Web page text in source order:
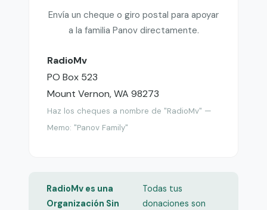
Envía un cheque o giro postal para apoyar
a la familia Panov directamente.
RadioMv
PO Box 523
Mount Vernon, WA 98273
Haz los cheques a nombre de "RadioMv" —
Memo: "Panov Family"
RadioMv es una
Organización Sin
Todas tus
donaciones son